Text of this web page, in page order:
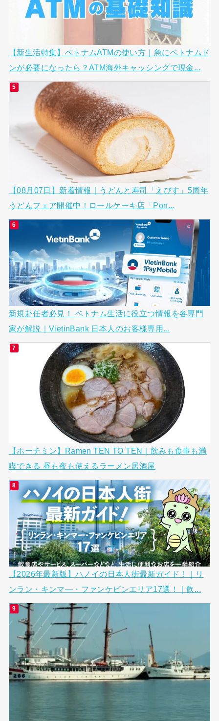
【新生活特集】ベトナムATMの使い方｜急にベトナムド
ンが必要になったら？ATM海外キャッシングで現金...
【08月07日】新着情報｜うどんと寿司「えびす」5周年
うどんフェア開催中！ロールケーキ店「Pon...
新規赴任者必見！ ベトナム生活に役立つ情報を各専門
家が解説｜VietinBank 日本人のお客様専用...
【ホーチミン】Ramen TEN TO TEN｜飲みも食事も満
喫できる 昼も夜も使えるラーメン居酒屋
【2026年最新版】ハノイの日本人街最新ガイド！｜リ
ンラン・キンマ―・ファンケビンエリア17選！｜飲...